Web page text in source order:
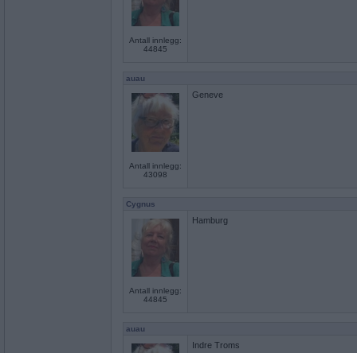
Antall innlegg:
44845
auau
Antall innlegg:
43098
Geneve
Cygnus
Antall innlegg:
44845
Hamburg
auau
Indre Troms